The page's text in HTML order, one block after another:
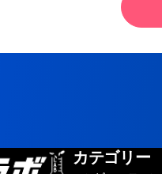
カテゴリー